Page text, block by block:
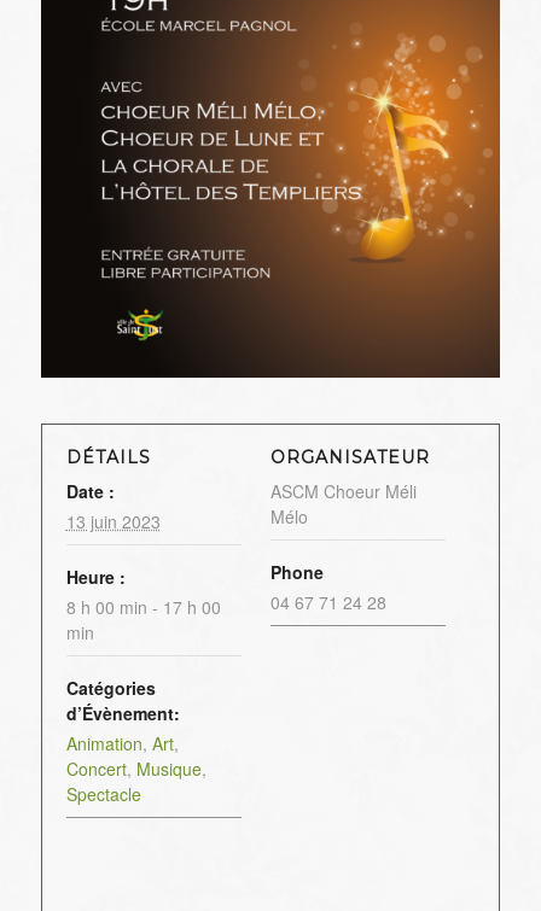
DÉTAILS
Date :
13 juin 2023
Heure :
8 h 00 min - 17 h 00
min
Catégories
d’Évènement:
Animation, Art,
Concert, Musique,
Spectacle
ORGANISATEUR
ASCM Choeur Méli
Mélo
Phone
04 67 71 24 28